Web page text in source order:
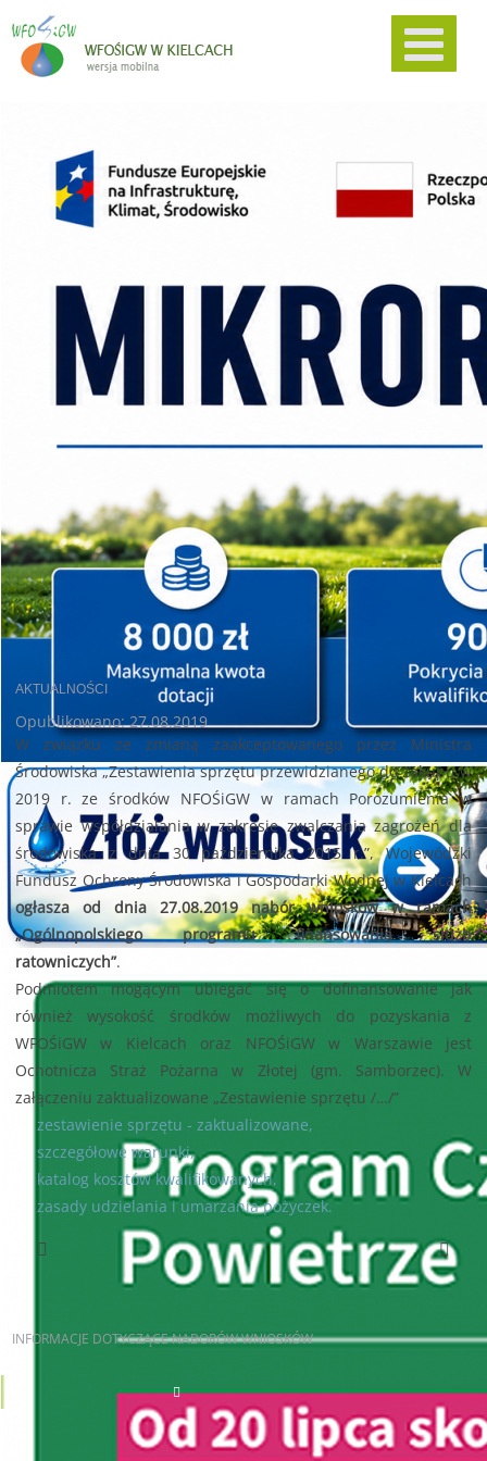
AKTUALNOŚCI
Opublikowano: 27.08.2019
W związku ze zmianą zaakceptowanego przez Ministra
Środowiska „Zestawienia sprzętu przewidzianego do zakupu w
2019 r. ze środków NFOŚiGW w ramach Porozumienia w
sprawie współdziałania w zakresie zwalczania zagrożeń dla
środowiska z dnia 30 października 2015 r.”, Wojewódzki
Fundusz Ochrony Środowiska i Gospodarki Wodnej w Kielcach
ogłasza od dnia 27.08.2019 nabór wniosków w ramach
„Ogólnopolskiego programu finansowania służb
ratowniczych”.
Podmiotem mogącym ubiegać się o dofinansowanie jak
również wysokość środków możliwych do pozyskania z
WFOŚiGW w Kielcach oraz NFOŚiGW w Warszawie jest
Ochotnicza Straż Pożarna w Złotej (gm. Samborzec). W
załączeniu zaktualizowane „Zestawienie sprzętu /…/”
zestawienie sprzętu - zaktualizowane,
szczegółowe warunki,
katalog kosztów kwalifikowanych,
zasady udzielania i umarzania pożyczek.
Poprzedni artykuł Następny artykuł
INFORMACJE DOTYCZĄCE NABORÓW WNIOSKÓW
AKTUALNE NABORY